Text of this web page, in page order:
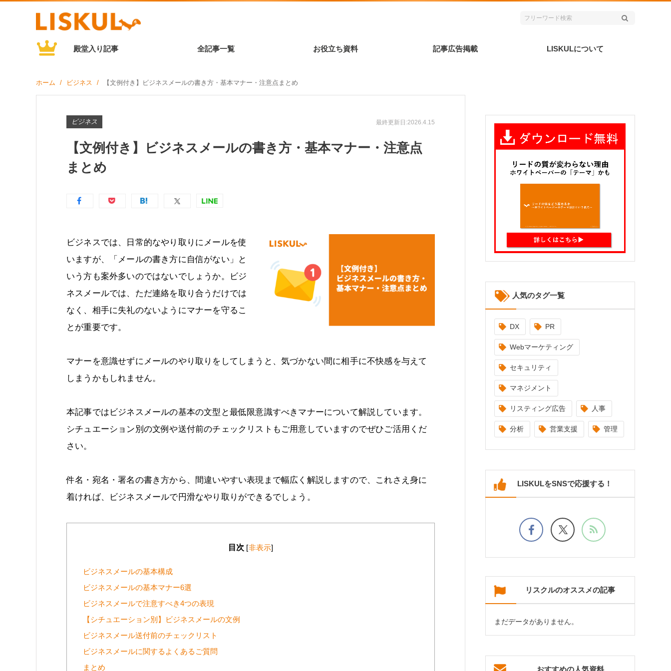
殿堂入り記事 全記事一覧 お役立ち資料 記事広告掲載 LISKULについて
ホーム ビジネス 【文例付き】ビジネスメールの書き方・基本マナー・注意点まとめ
ビジネス 最終更新日:2026.4.15
【文例付き】ビジネスメールの書き方・基本マナー・注意点
まとめ
ビジネスでは、日常的なやり取りにメールを使
いますが、「メールの書き方に自信がない」と
いう方も案外多いのではないでしょうか。ビジ
ネスメールでは、ただ連絡を取り合うだけでは
なく、相手に失礼のないようにマナーを守るこ
とが重要です。
マナーを意識せずにメールのやり取りをしてしまうと、気づかない間に相手に不快感を与えて
しまうかもしれません。
本記事ではビジネスメールの基本の文型と最低限意識すべきマナーについて解説しています。
シチュエーション別の文例や送付前のチェックリストもご用意していますのでぜひご活用くだ
さい。
件名・宛名・署名の書き方から、間違いやすい表現まで幅広く解説しますので、これさえ身に
着ければ、ビジネスメールで円滑なやり取りができるでしょう。
目次 [非表示]
ビジネスメールの基本構成
ビジネスメールの基本マナー6選
ビジネスメールで注意すべき4つの表現
【シチュエーション別】ビジネスメールの文例
ビジネスメール送付前のチェックリスト
ビジネスメールに関するよくあるご質問
まとめ
人気のタグ一覧
DX PR
Webマーケティング
セキュリティ
マネジメント
リスティング広告 人事
分析 営業支援 管理
LISKULをSNSで応援する！
リスクルのオススメの記事
まだデータがありません。
おすすめの人気資料